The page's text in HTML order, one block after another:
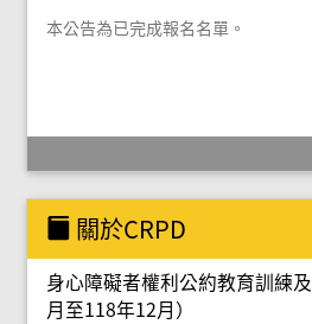
本公告為已完成報名名單。
關於CRPD
身心障礙者權利公約教育訓練
月至118年12月）